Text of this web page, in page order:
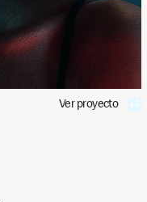
Ver proyecto